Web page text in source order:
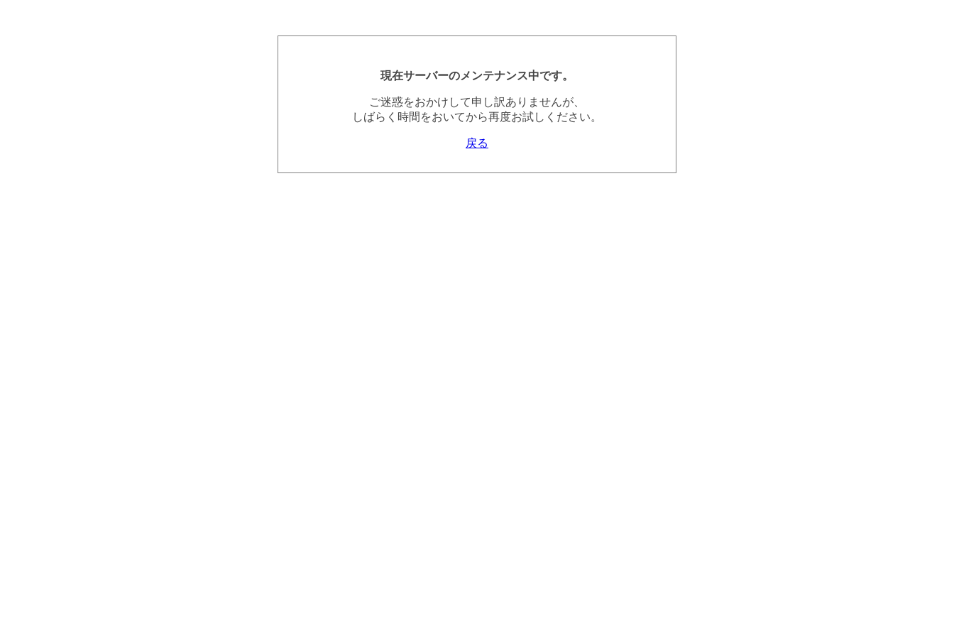
現在サーバーのメンテナンス中です。
ご迷惑をおかけして申し訳ありませんが、
しばらく時間をおいてから再度お試しください。
戻る